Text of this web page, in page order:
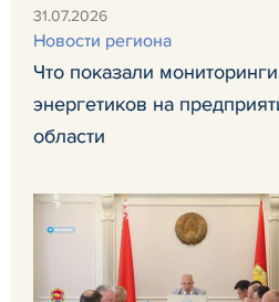
31.07.2026
Новости региона
Что показали
энергетиков на
области